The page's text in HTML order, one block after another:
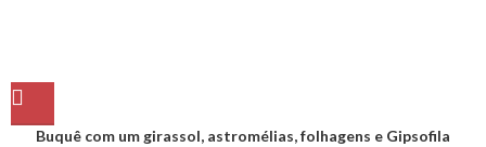
Buquê com um girassol, astromélias, folhagens e Gipsofila